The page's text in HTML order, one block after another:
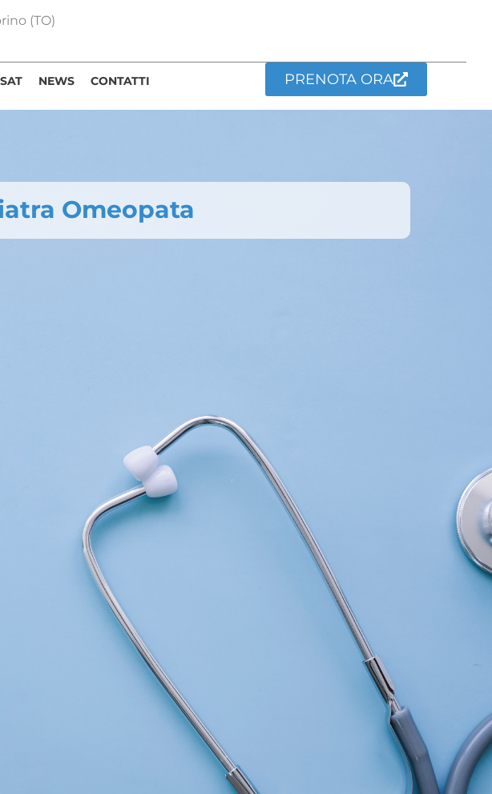
(TO)
NEWS CONTATTI PRENOTA ORA
Omeopata